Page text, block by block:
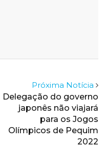
Próxima Notícia
Delegação do governo
japonês não viajará
para os Jogos
Olímpicos de Pequim
2022